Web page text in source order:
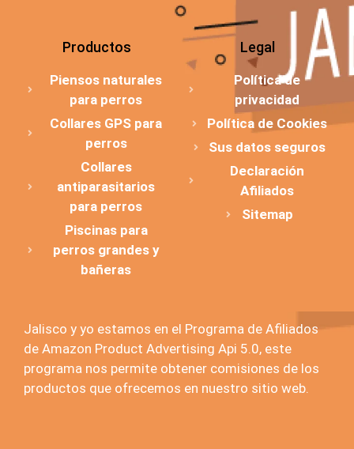
Productos
Piensos naturales
para perros
Collares GPS para
perros
Collares
antiparasitarios
para perros
Piscinas para
perros grandes y
bañeras
Legal
Política de
privacidad
Política de Cookies
Sus datos seguros
Declaración
Afiliados
Sitemap
Jalisco y yo estamos en el Programa de Afiliados
de Amazon Product Advertising Api 5.0, este
programa nos permite obtener comisiones de los
productos que ofrecemos en nuestro sitio web.